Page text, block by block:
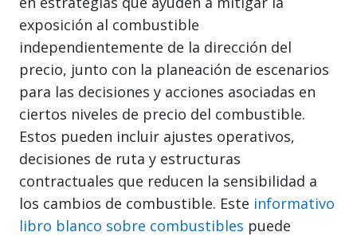
exposición al combustible
independientemente de la dirección del
precio, junto con la planeación de escenarios
para las decisiones y acciones asociadas en
ciertos niveles de precio del combustible.
Estos pueden incluir ajustes operativos,
decisiones de ruta y estructuras
contractuales que reducen la sensibilidad a
los cambios de combustible. Este informativo
libro blanco sobre combustibles puede